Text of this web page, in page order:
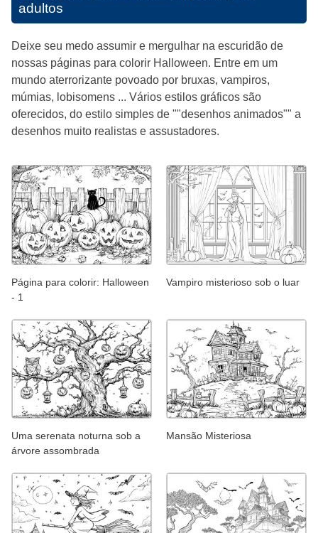
adultos
Deixe seu medo assumir e mergulhar na escuridão de
nossas páginas para colorir Halloween. Entre em um
mundo aterrorizante povoado por bruxas, vampiros,
múmias, lobisomens ... Vários estilos gráficos são
oferecidos, do estilo simples de ""desenhos animados"" a
desenhos muito realistas e assustadores.
Página para colorir: Halloween
- 1
Vampiro misterioso sob o luar
Uma serenata noturna sob a
árvore assombrada
Mansão Misteriosa